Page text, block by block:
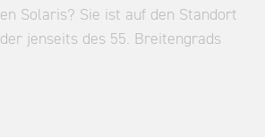
Solaris? Sie ist auf den Standort
jenseits des 55. Breitengrads